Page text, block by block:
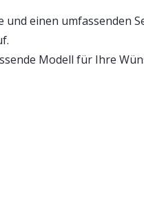
einen umfassenden
Modell für Ihre